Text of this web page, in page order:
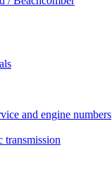
and engine numbers
transmission